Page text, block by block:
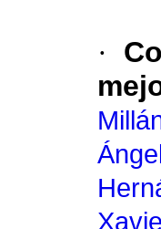
·
Ángel